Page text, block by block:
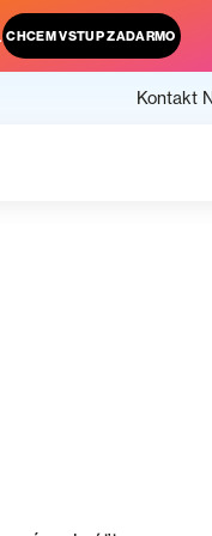
CHCEM VSTUP ZADARMO
Kontakt